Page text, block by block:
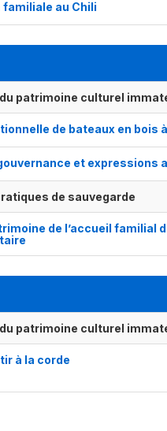
au Chili
patrimoine culturel
de bateaux en bois
et expressions
de sauvegarde
de l’accueil familial
patrimoine culturel
à la corde